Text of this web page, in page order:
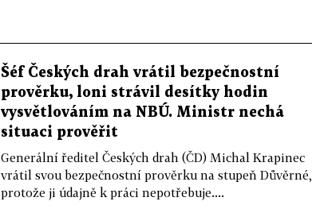
Šéf Českých drah vrátil bezpečnostní
prověrku, loni strávil desítky hodin
vysvětlováním na NBÚ. Ministr nechá
situaci prověřit
Generální ředitel Českých drah (ČD) Michal Krapinec
vrátil svou bezpečnostní prověrku na stupeň Důvěrné,
protože ji údajně k práci nepotřebuje....